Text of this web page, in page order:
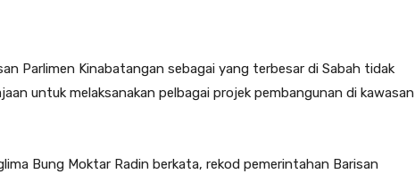
Parlimen Kinabatangan sebagai yang terbesar di Sabah tidak
untuk melaksanakan pelbagai projek pembangunan di kawasan
Bung Moktar Radin berkata, rekod pemerintahan Barisan